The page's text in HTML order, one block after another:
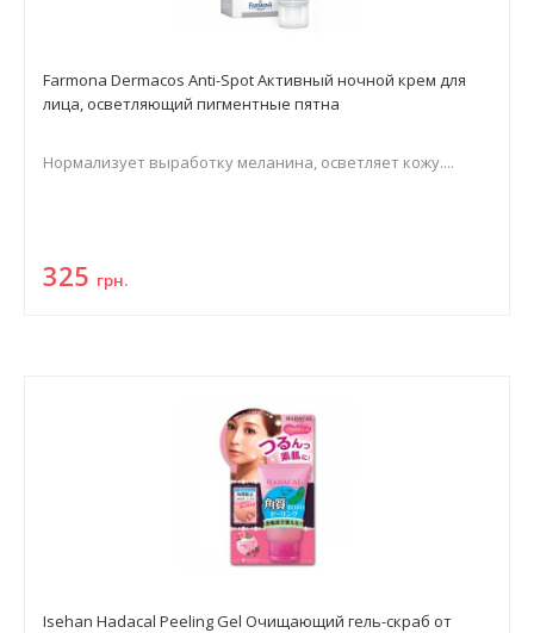
Farmona Dermacos Anti-Spot Активный ночной крем для
лица, осветляющий пигментные пятна
Нормализует выработку меланина, осветляет кожу....
325 грн.
Isehan Hadacal Peeling Gel Очищающий гель-скраб от